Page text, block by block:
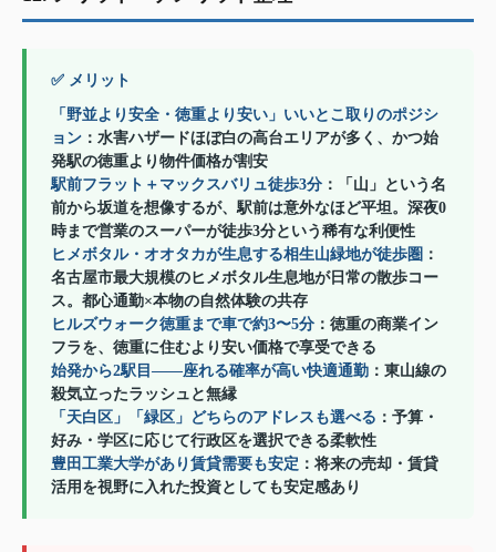
✅ メリット
「野並より安全・徳重より安い」いいとこ取りのポジシ
ョン ：水害ハザードほぼ白の高台エリアが多く、かつ始
発駅の徳重より物件価格が割安
駅前フラット＋マックスバリュ徒歩3分 ：「山」という名
前から坂道を想像するが、駅前は意外なほど平坦。深夜0
時まで営業のスーパーが徒歩3分という稀有な利便性
ヒメボタル・オオタカが生息する相生山緑地が徒歩圏 ：
名古屋市最大規模のヒメボタル生息地が日常の散歩コー
ス。都心通勤×本物の自然体験の共存
ヒルズウォーク徳重まで車で約3〜5分 ：徳重の商業イン
フラを、徳重に住むより安い価格で享受できる
始発から2駅目——座れる確率が高い快適通勤 ：東山線の
殺気立ったラッシュと無縁
「天白区」「緑区」どちらのアドレスも選べる ：予算・
好み・学区に応じて行政区を選択できる柔軟性
豊田工業大学があり賃貸需要も安定 ：将来の売却・賃貸
活用を視野に入れた投資としても安定感あり